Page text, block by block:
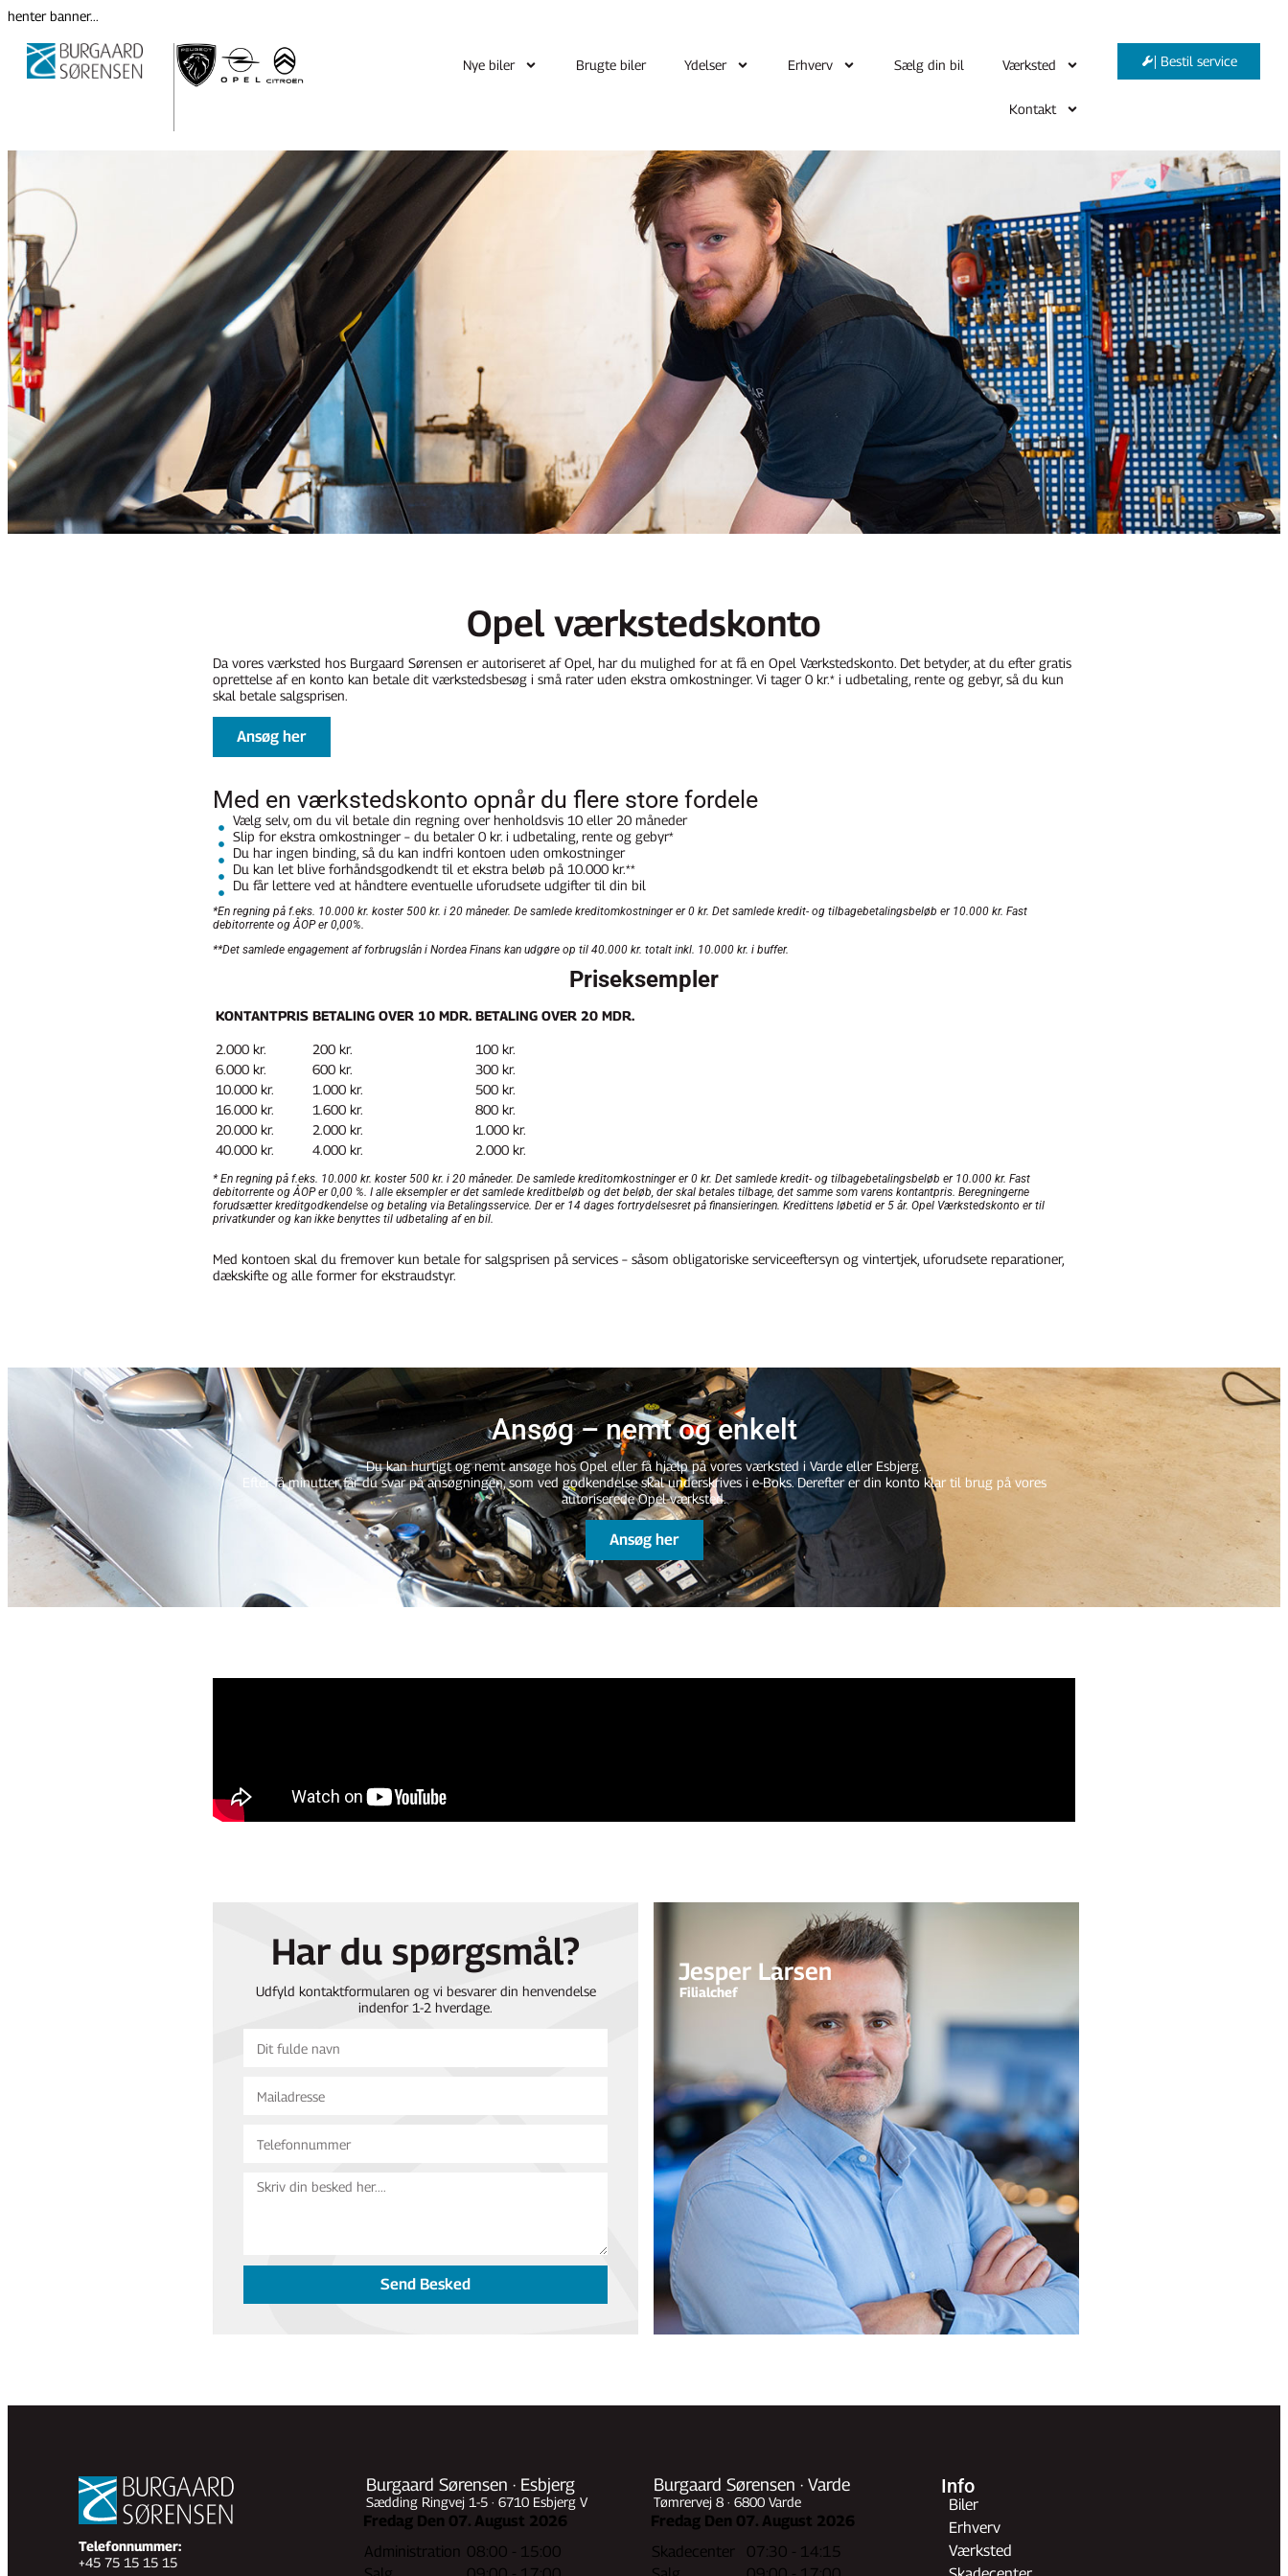
henter banner...
Nye biler Brugte biler Ydelser Erhverv Sælg din bil Værksted
Kontakt
| Bestil service
Opel værkstedskonto​
Da vores værksted hos Burgaard Sørensen er autoriseret af Opel, har du mulighed for at få en Opel Værkstedskonto. Det betyder, at du efter gratis
oprettelse af en konto kan betale dit værkstedsbesøg i små rater uden ekstra omkostninger. Vi tager 0 kr.* i udbetaling, rente og gebyr, så du kun
skal betale salgsprisen.
Ansøg her
Med en værkstedskonto opnår du flere store fordele
Vælg selv, om du vil betale din regning over henholdsvis 10 eller 20 måneder
Slip for ekstra omkostninger – du betaler 0 kr. i udbetaling, rente og gebyr*
Du har ingen binding, så du kan indfri kontoen uden omkostninger
Du kan let blive forhåndsgodkendt til et ekstra beløb på 10.000 kr.**
Du får lettere ved at håndtere eventuelle uforudsete udgifter til din bil
*En regning på f.eks. 10.000 kr. koster 500 kr. i 20 måneder. De samlede kreditomkostninger er 0 kr. Det samlede kredit- og tilbagebetalingsbeløb er 10.000 kr. Fast
debitorrente og ÅOP er 0,00%.
**Det samlede engagement af forbrugslån i Nordea Finans kan udgøre op til 40.000 kr. totalt inkl. 10.000 kr. i buffer.
Priseksempler
KONTANTPRIS BETALING OVER 10 MDR. BETALING OVER 20 MDR.
2.000 kr. 200 kr.
100 kr.
6.000 kr.
600 kr.
300 kr.
10.000 kr.
1.000 kr.
500 kr.
16.000 kr.
1.600 kr.
800 kr.
20.000 kr.
2.000 kr.
1.000 kr.
40.000 kr.
4.000 kr. 2.000 kr.
* En regning på f.eks. 10.000 kr. koster 500 kr. i 20 måneder. De samlede kreditomkostninger er 0 kr. Det samlede kredit- og tilbagebetalingsbeløb er 10.000 kr. Fast
debitorrente og ÅOP er 0,00 %. I alle eksempler er det samlede kreditbeløb og det beløb, der skal betales tilbage, det samme som varens kontantpris. Beregningerne
forudsætter kreditgodkendelse og betaling via Betalingsservice. Der er 14 dages fortrydelsesret på finansieringen. Kredittens løbetid er 5 år. Opel Værkstedskonto er til
privatkunder og kan ikke benyttes til udbetaling af en bil.
Med kontoen skal du fremover kun betale for salgsprisen på services – såsom obligatoriske serviceeftersyn og vintertjek, uforudsete reparationer,
dækskifte og alle former for ekstraudstyr.
Ansøg – nemt og enkelt
Du kan hurtigt og nemt ansøge hos Opel eller få hjælp på vores værksted i Varde eller Esbjerg.
Efter få minutter får du svar på ansøgningen, som ved godkendelse skal underskrives i e-Boks. Derefter er din konto klar til brug på vores
autoriserede Opel-værksted.
Ansøg her
Har du spørgsmål?
Udfyld kontaktformularen og vi besvarer din henvendelse
indenfor 1-2 hverdage.
Send Besked
Jesper Larsen
Filialchef
Telefonnummer:
+45 75 15 15 15
Burgaard Sørensen · Esbjerg
Sædding Ringvej 1-5 · 6710 Esbjerg V
Fredag Den 07. August 2026
Administration 08:00 - 15:00
Burgaard Sørensen · Varde
Tømrervej 8 · 6800 Varde
Fredag Den 07. August 2026
Skadecenter
07:30 - 14:15
Info
Biler
Erhverv
Værksted